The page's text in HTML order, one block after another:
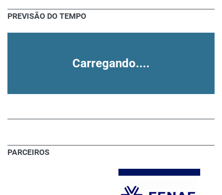
PREVISÃO DO TEMPO
Carregando....
PARCEIROS